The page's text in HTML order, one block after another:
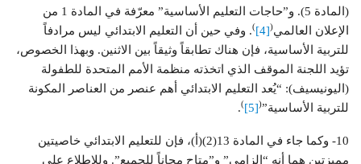
(المادة 5). و”حاجات التعليم الأساسية” معرّفة في المادة 1 من
الإعلان العالمي(
[4]
). وفي حين أن التعليم الابتدائي ليس مرادفاً
للتربية الأساسية، فإن هناك تطابقاً وثيقاً بين الاثنين. وبهذا الخصوص،
تؤيد اللجنة الموقف الذي اتخذته منظمة الأمم المتحدة للطفولة
(اليونيسيف): “يُعد التعليم الابتدائي أهم عنصر من العناصر المكونة
للتربية الأساسية”(
[5]
)
.
10- وكما جاء في المادة 13(2)(أ)، فإن للتعليم الابتدائي خاصيتين
مميزتين هما أنه “إلزامي” و”متاح مجاناً للجميع”. وللاطلاع على